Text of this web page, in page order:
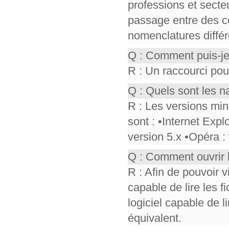
professions et
passage entre des
nomenclatures
Q : Comment puis-
R : Un raccourci
Q : Quels sont les
R : Les versions
sont : •Internet
version 5.x •Opéra
Q : Comment
R : Afin de pouvoir
capable de lire les
logiciel capable de
équivalent.